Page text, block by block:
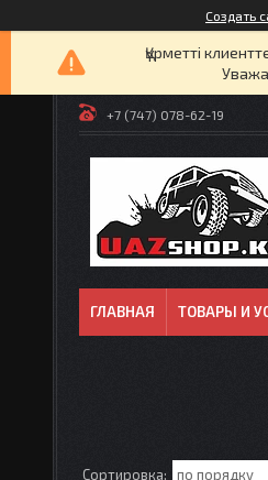
Создать
Құрметті
+7 (747) 078-62-19
ГЛАВНАЯ ТОВАРЫ И